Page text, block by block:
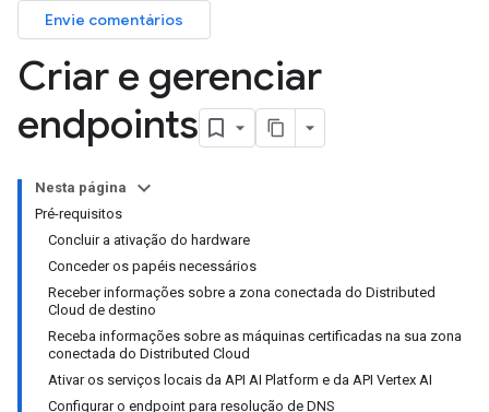
Envie comentários
Criar e gerenciar
endpoints
Nesta página
Pré-requisitos
Concluir a ativação do hardware
Conceder os papéis necessários
Receber informações sobre a zona conectada do Distributed
Cloud de destino
Receba informações sobre as máquinas certificadas na sua zona
conectada do Distributed Cloud
Ativar os serviços locais da API AI Platform e da API Vertex AI
Configurar o endpoint para resolução de DNS